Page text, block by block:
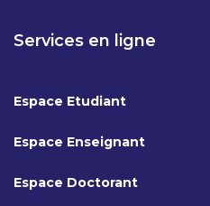
Services en ligne
Espace Etudiant
Espace Enseignant
Espace Doctorant